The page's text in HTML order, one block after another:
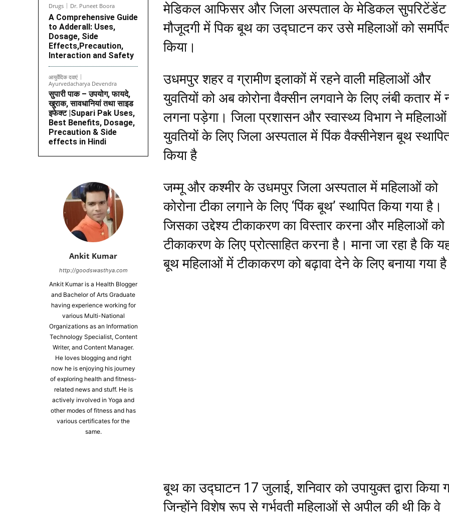
Drugs Dr. Puneet Boora
A Comprehensive Guide
to Adderall: Uses,
Dosage, Side
Effects,Precaution,
Interaction and Safety
आयुर्वेदिक दवाएं
Ayurvedacharya Devendra
सुपारी पाक – उपयोग, फायदे,
खुराक, सावधानियां तथा साइड
इफेक्ट |Supari Pak Uses,
Best Benefits, Dosage,
Precaution & Side
effects in Hindi
Ankit Kumar
http://goodswasthya.com
Ankit Kumar is a Health Blogger
and Bachelor of Arts Graduate
having experience working for
various Multi-National
Organizations as an Information
Technology Specialist, Content
Writer, and Content Manager.
He loves blogging and right
now he is enjoying his journey
of exploring health and fitness-
related news and stuff. He is
actively involved in Yoga and
other modes of fitness and has
various certificates for the
same.
मेडिकल आफिसर और जिला अस्पताल के मेडिकल सुपरिटेंडेंट
मौजूदगी में पिक बूथ का उद्घाटन कर उसे महिलाओं को
किया।
उधमपुर शहर व ग्रामीण इलाकों में रहने वाली महिलाओं और
युवतियों को अब कोरोना वैक्सीन लगवाने के लिए लंबी कतार में
लगना पड़ेगा। जिला प्रशासन और स्वास्थ्य विभाग ने
युवतियों के लिए जिला अस्पताल में पिंक वैक्सीनेशन बूथ
किया है
जम्मू और कश्मीर के उधमपुर जिला अस्पताल में महिलाओं को
कोरोना टीका लगाने के लिए ‘पिंक बूथ’ स्थापित किया गया है।
जिसका उद्देश्य टीकाकरण का विस्तार करना और महिलाओं को
टीकाकरण के लिए प्रोत्साहित करना है। माना जा रहा है कि
बूथ महिलाओं में टीकाकरण को बढ़ावा देने के लिए बनाया गया
बूथ का उद्घाटन 17 जुलाई, शनिवार को उपायुक्त द्वारा किया
जिन्होंने विशेष रूप से गर्भवती महिलाओं से अपील की थी कि वे